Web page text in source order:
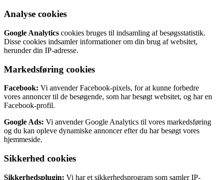
Analyse cookies
Google Analytics cookies bruges til indsamling af besøgsstatistik.
Disse cookies indsamler informationer om din brug af websitet,
herunder din IP-adresse.
Markedsføring cookies
Facebook: Vi anvender Facebook-pixels, for at kunne forbedre
vores annoncer til de besøgende, som har besøgt websitet, og har en
Facebook-profil.
Google Ads: Vi anvender Google Analytics til vores markedsføring
og du kan opleve dynamiske annoncer efter du har besøgt vores
hjemmeside.
Sikkerhed cookies
Sikkerhedsplugin: Vi har et sikkerhedsprogram som samler IP-